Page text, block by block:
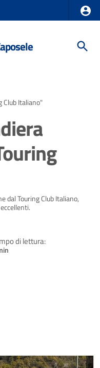
Club Italiano"
dal Touring Club Italiano,
di lettura: